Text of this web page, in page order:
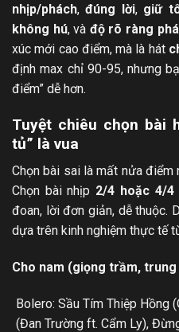
nhịp/phách,đúng lời, giữ
không hú, và độ rõ ràng
xúc mới cao điểm, mà là hát
định max chỉ 90-95, nhưng
điểm” dễ hơn.
Tuyệt chiêu chọn bài
tủ” là vua
Chọn bài sai là mất nửa điểm
Chọn bài nhịp 2/4 hoặc 4/4
đoan, lời đơn giản, dễ thuộc.
dựa trên kinh nghiệm thực tế
Cho nam (giọng trầm, trung
Bolero: Sầu Tím Thiệp Hồng
(Đan Trường ft. Cẩm Ly),